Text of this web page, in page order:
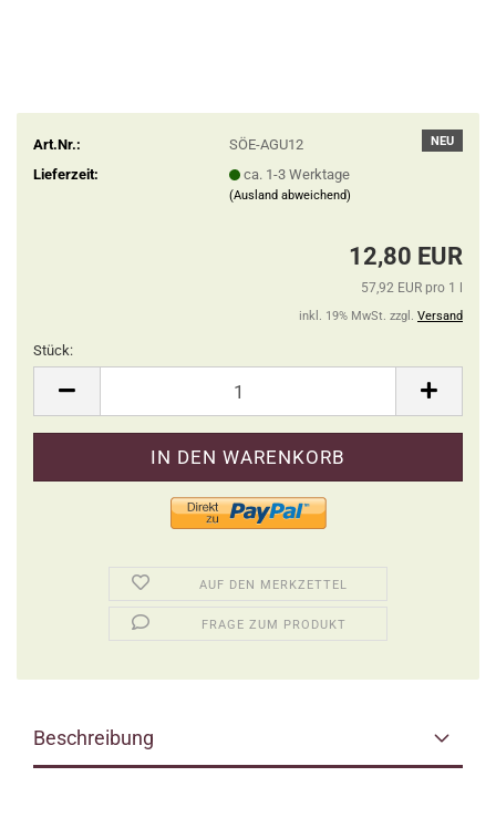
NEU
Art.Nr.:
SÖE-AGU12
Lieferzeit:
ca. 1-3 Werktage
(Ausland abweichend)
12,80 EUR
57,92 EUR pro 1 l
inkl. 19% MwSt. zzgl. Versand
Stück:
AUF DEN MERKZETTEL
FRAGE ZUM PRODUKT
Beschreibung